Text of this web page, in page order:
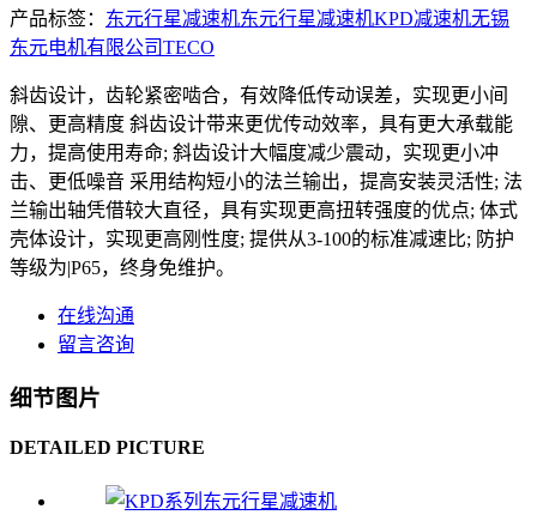
产品标签： 东元行星减速机东元行星减速机KPD减速机无锡
东元电机有限公司TECO
斜齿设计，齿轮紧密啮合，有效降低传动误差，实现更小间
隙、更高精度 斜齿设计带来更优传动效率，具有更大承载能
力，提高使用寿命; 斜齿设计大幅度减少震动，实现更小冲
击、更低噪音 采用结构短小的法兰输出，提高安装灵活性; 法
兰输出轴凭借较大直径，具有实现更高扭转强度的优点; 体式
壳体设计，实现更高刚性度; 提供从3-100的标准减速比; 防护
等级为|P65，终身免维护。
在线沟通
留言咨询
细节图片
DETAILED PICTURE